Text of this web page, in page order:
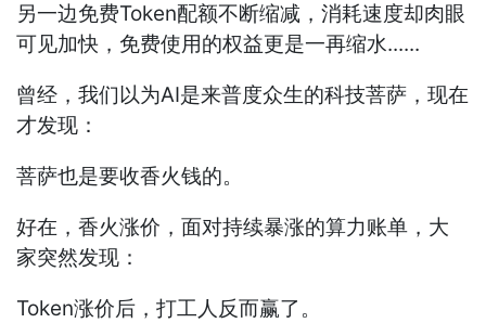
另一边免费Token配额不断缩减，消耗速度却肉眼
可见加快，免费使用的权益更是一再缩水......
曾经，我们以为AI是来普度众生的科技菩萨，现在
才发现：
菩萨也是要收香火钱的。
好在，香火涨价，面对持续暴涨的算力账单，大
家突然发现：
Token涨价后，打工人反而赢了。